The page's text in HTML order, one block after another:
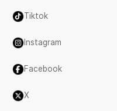
Tiktok
Instagram
Facebook
X